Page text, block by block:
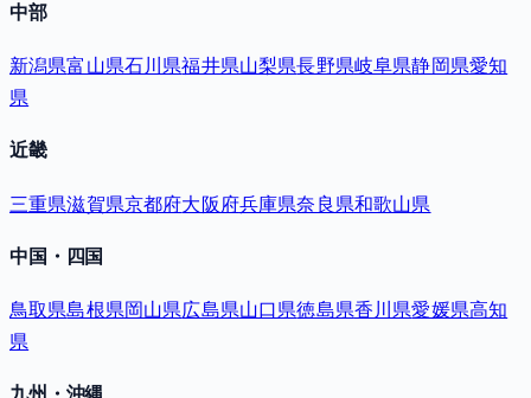
中部
新潟県富山県石川県福井県山梨県長野県岐阜県静岡県愛知
県
近畿
三重県滋賀県京都府大阪府兵庫県奈良県和歌山県
中国・四国
鳥取県島根県岡山県広島県山口県徳島県香川県愛媛県高知
県